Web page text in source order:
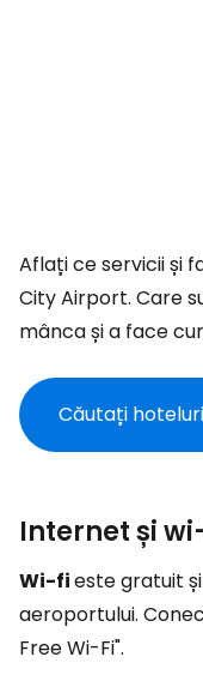
Aflați ce servicii și
City Airport. Care
mânca și a face
Căutați
Internet și
Wi-fieste gratuit
aeroportului.
Free Wi-Fi".